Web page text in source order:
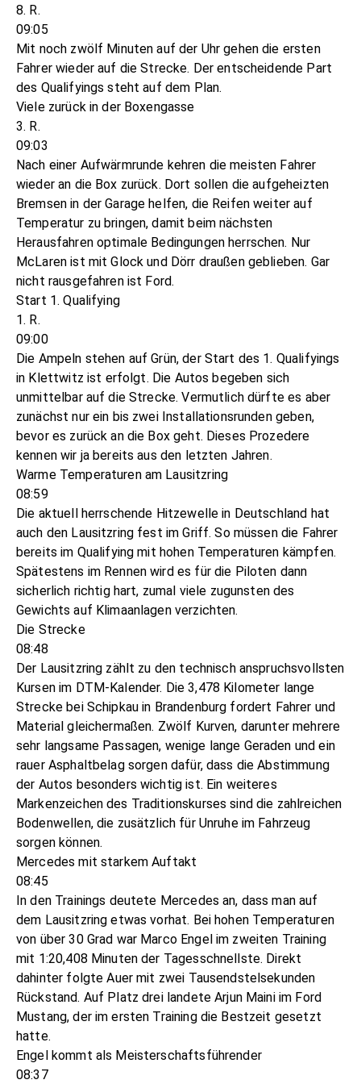
8. R.
09:05
Mit noch zwölf Minuten auf der Uhr gehen die ersten
Fahrer wieder auf die Strecke. Der entscheidende Part
des Qualifyings steht auf dem Plan.
Viele zurück in der Boxengasse
3. R.
09:03
Nach einer Aufwärmrunde kehren die meisten Fahrer
wieder an die Box zurück. Dort sollen die aufgeheizten
Bremsen in der Garage helfen, die Reifen weiter auf
Temperatur zu bringen, damit beim nächsten
Herausfahren optimale Bedingungen herrschen. Nur
McLaren ist mit Glock und Dörr draußen geblieben. Gar
nicht rausgefahren ist Ford.
Start 1. Qualifying
1. R.
09:00
Die Ampeln stehen auf Grün, der Start des 1. Qualifyings
in Klettwitz ist erfolgt. Die Autos begeben sich
unmittelbar auf die Strecke. Vermutlich dürfte es aber
zunächst nur ein bis zwei Installationsrunden geben,
bevor es zurück an die Box geht. Dieses Prozedere
kennen wir ja bereits aus den letzten Jahren.
Warme Temperaturen am Lausitzring
08:59
Die aktuell herrschende Hitzewelle in Deutschland hat
auch den Lausitzring fest im Griff. So müssen die Fahrer
bereits im Qualifying mit hohen Temperaturen kämpfen.
Spätestens im Rennen wird es für die Piloten dann
sicherlich richtig hart, zumal viele zugunsten des
Gewichts auf Klimaanlagen verzichten.
Die Strecke
08:48
Der Lausitzring zählt zu den technisch anspruchsvollsten
Kursen im DTM-Kalender. Die 3,478 Kilometer lange
Strecke bei Schipkau in Brandenburg fordert Fahrer und
Material gleichermaßen. Zwölf Kurven, darunter mehrere
sehr langsame Passagen, wenige lange Geraden und ein
rauer Asphaltbelag sorgen dafür, dass die Abstimmung
der Autos besonders wichtig ist. Ein weiteres
Markenzeichen des Traditionskurses sind die zahlreichen
Bodenwellen, die zusätzlich für Unruhe im Fahrzeug
sorgen können.
Mercedes mit starkem Auftakt
08:45
In den Trainings deutete Mercedes an, dass man auf
dem Lausitzring etwas vorhat. Bei hohen Temperaturen
von über 30 Grad war Marco Engel im zweiten Training
mit 1:20,408 Minuten der Tagesschnellste. Direkt
dahinter folgte Auer mit zwei Tausendstelsekunden
Rückstand. Auf Platz drei landete Arjun Maini im Ford
Mustang, der im ersten Training die Bestzeit gesetzt
hatte.
Engel kommt als Meisterschaftsführender
08:37